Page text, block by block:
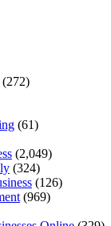
(272)
(61)
(2,049)
(324)
(126)
(969)